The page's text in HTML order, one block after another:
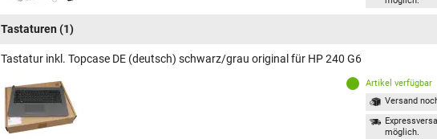
Tastaturen (1)
Tastatur inkl. Topcase DE (deutsch) schwarz/grau original für HP 240 G6
Artikel verfügbar
Versand
möglich.